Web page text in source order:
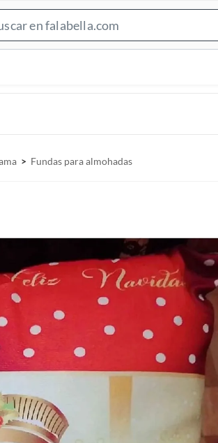
e
Fundas para almohadas